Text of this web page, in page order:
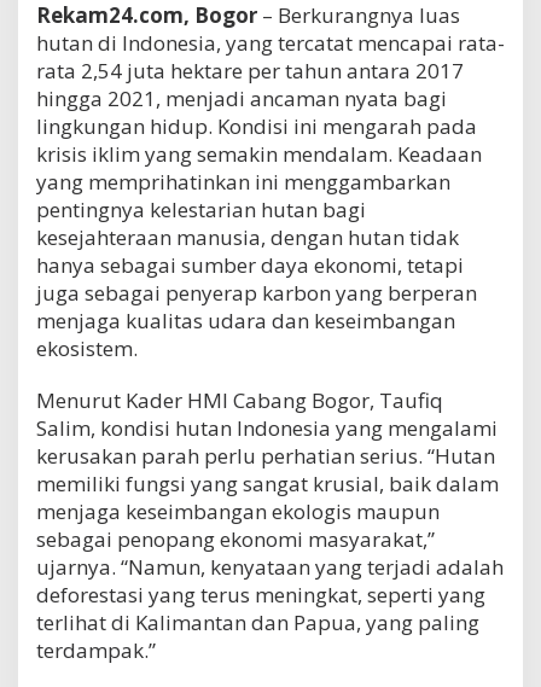
Rekam24.com, Bogor – Berkurangnya luas
hutan di Indonesia, yang tercatat mencapai rata-
rata 2,54 juta hektare per tahun antara 2017
hingga 2021, menjadi ancaman nyata bagi
lingkungan hidup. Kondisi ini mengarah pada
krisis iklim yang semakin mendalam. Keadaan
yang memprihatinkan ini menggambarkan
pentingnya kelestarian hutan bagi
kesejahteraan manusia, dengan hutan tidak
hanya sebagai sumber daya ekonomi, tetapi
juga sebagai penyerap karbon yang berperan
menjaga kualitas udara dan keseimbangan
ekosistem.
Menurut Kader HMI Cabang Bogor, Taufiq
Salim, kondisi hutan Indonesia yang mengalami
kerusakan parah perlu perhatian serius. “Hutan
memiliki fungsi yang sangat krusial, baik dalam
menjaga keseimbangan ekologis maupun
sebagai penopang ekonomi masyarakat,”
ujarnya. “Namun, kenyataan yang terjadi adalah
deforestasi yang terus meningkat, seperti yang
terlihat di Kalimantan dan Papua, yang paling
terdampak.”